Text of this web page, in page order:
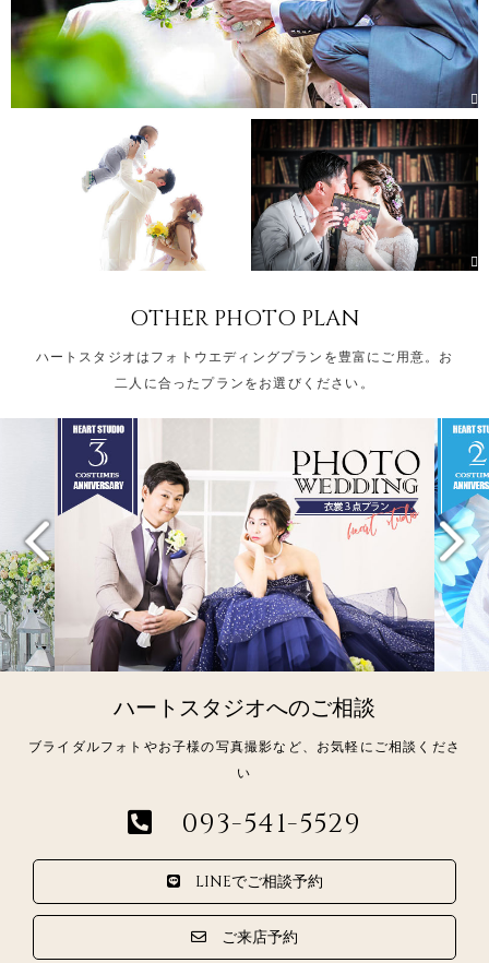
OTHER PHOTO PLAN
ハートスタジオはフォトウエディングプランを豊富にご用意。お
二人に合ったプランをお選びください。
ハートスタジオへのご相談
ブライダルフォトやお子様の写真撮影など、お気軽にご相談くださ
い
093-541-5529
LINEでご相談予約
ご来店予約